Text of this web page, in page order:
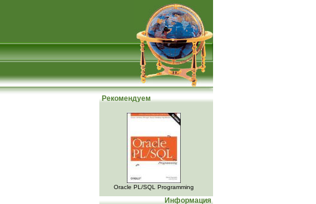
Рекомендуем
Oracle PL/SQL Programming
Информация